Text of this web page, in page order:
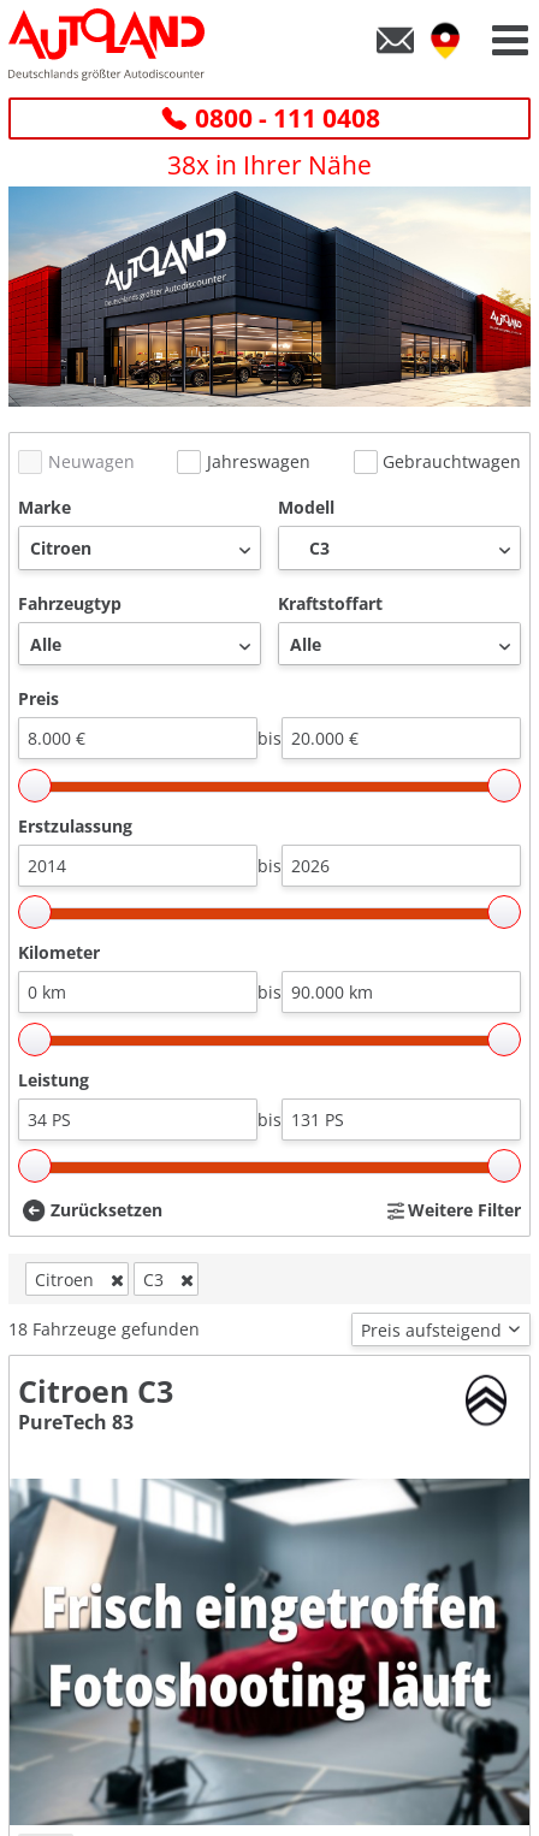
0800 - 111 0408
38x in Ihrer Nähe
Neuwagen Jahreswagen
Gebrauchtwagen
Marke
Modell
Fahrzeugtyp Kraftstoffart
Preis
bis
Erstzulassung
bis
Kilometer
bis
Leistung
bis
Zurücksetzen Weitere Filter
Citroen C3
18 Fahrzeuge gefunden
Citroen C3
PureTech 83